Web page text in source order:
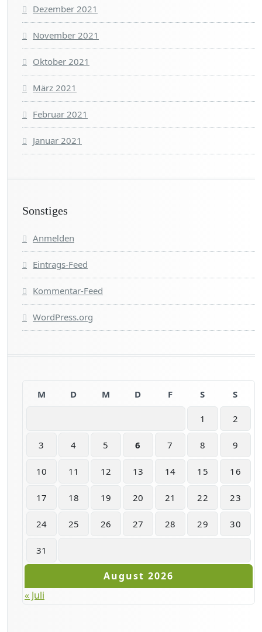
Dezember 2021
November 2021
Oktober 2021
März 2021
Februar 2021
Januar 2021
Sonstiges
Anmelden
Eintrags-Feed
Kommentar-Feed
WordPress.org
August 2026
M D M D F S S
1 2
3 4 5 6 7 8 9
10 11 12 13 14 15 16
17 18 19 20 21 22 23
24 25 26 27 28 29 30
31
« Juli